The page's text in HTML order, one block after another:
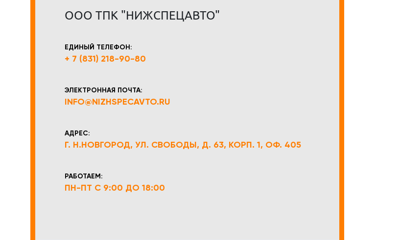
ООО ТПК "НИЖСПЕЦАВТО"
ЕДИНЫЙ ТЕЛЕФОН:
+ 7 (831) 218-90-80
ЭЛЕКТРОННАЯ ПОЧТА:
INFO@NIZHSPECAVTO.RU
АДРЕС:
Г. Н.НОВГОРОД, УЛ. СВОБОДЫ, Д. 63, КОРП. 1, ОФ. 405
РАБОТАЕМ:
ПН-ПТ С 9:00 ДО 18:00